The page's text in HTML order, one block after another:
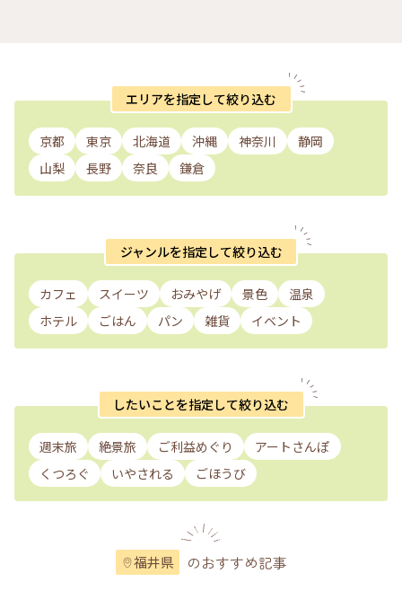
エリアを指定して絞り込む
京都 東京 北海道 沖縄 神奈川
静岡
山梨
長野 奈良 鎌倉
ジャンルを指定して絞り込む
カフェ スイーツ おみやげ 景色
温泉
ホテル
ごはん パン 雑貨 イベント
したいことを指定して絞り込む
週末旅 絶景旅 ご利益めぐり
アートさんぽ
くつろぐ
いやされる ごほうび
福井県 のおすすめ記事